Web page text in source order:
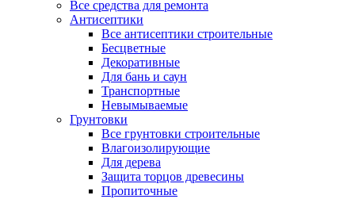
Все средства для ремонта
Антисептики
Все антисептики строительные
Бесцветные
Декоративные
Для бань и саун
Транспортные
Невымываемые
Грунтовки
Все грунтовки строительные
Влагоизолирующие
Для дерева
Защита торцов древесины
Пропиточные